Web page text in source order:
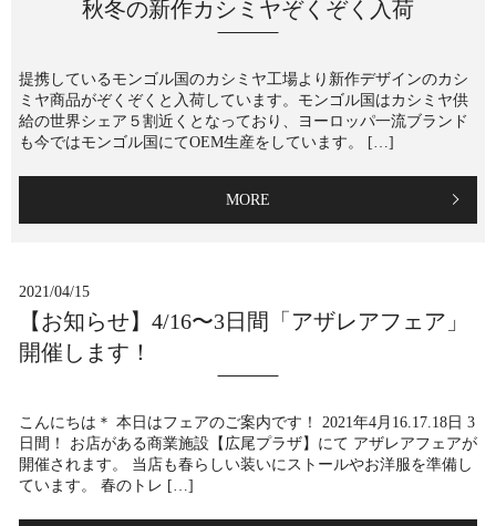
秋冬の新作カシミヤぞくぞく入荷
提携しているモンゴル国のカシミヤ工場より新作デザインのカシ
ミヤ商品がぞくぞくと入荷しています。モンゴル国はカシミヤ供
給の世界シェア５割近くとなっており、ヨーロッパ一流ブランド
も今ではモンゴル国にてOEM生産をしています。 […]
MORE
2021/04/15
【お知らせ】4/16〜3日間「アザレアフェア」
開催します！
こんにちは＊ 本日はフェアのご案内です！ 2021年4月16.17.18日 3
日間！ お店がある商業施設【広尾プラザ】にて アザレアフェアが
開催されます。 当店も春らしい装いにストールやお洋服を準備し
ています。 春のトレ […]